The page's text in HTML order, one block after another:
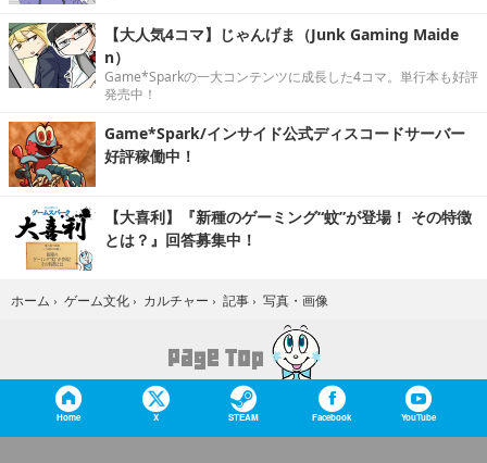
【大人気4コマ】じゃんげま（Junk Gaming Maide
n）
Game*Sparkの一大コンテンツに成長した4コマ。単行本も好評
発売中！
Game*Spark/インサイド公式ディスコードサーバー
好評稼働中！
【大喜利】『新種のゲーミング“蚊”が登場！ その特徴
とは？』回答募集中！
ホーム › ゲーム文化 › カルチャー › 記事 › 写真・画像
Home X STEAM Facebook YouTube